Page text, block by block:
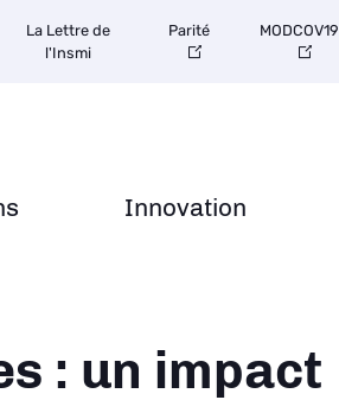
Innovation
La Lettre de
l'Insmi
Parité MODCOV19
: un impact